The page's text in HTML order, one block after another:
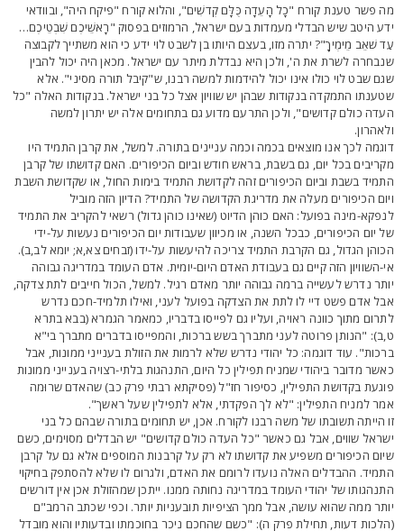
פשר טענת קורח "כָל הָעֵדָה כֻּלָּם קְדֹשִׁים", והלוא קורח "פיקח היה", ובוודאי
היטב שיש הבדלי מעמדות בעם ישראל, הרמוזים בפסוק "רָאשֵׁיכֶם שִׁבְטֵיכֶם…
שֹׁאֵב מֵימֶיךָ"? יתרה מזו, בעצם היותו בן לשבט לוי ידע כי הוא משתייך לקבוצה
לשרת את ה', ולכן היא נבדלת מיתר עם ישראל. מכאן היה יכול להבין
שבט לוי כולו אינו יכול להידמות למשה רבנו, ש"קיבל תורה מסיני". אלא
התמקדה בנקודות שבהן יש שוויון אצל כל בני ישראל. בנקודות האלה "כל
כולם קדושים", ולכן התרעם מדוע גם בתחומים אלה יש יתרון למשה
לכך אנו מוצאים בכמה וכמה עניינים בתורה. למשל, את קרבן התמיד היו
בכל יום, גם בשבת, בראש חודש וביום הכיפורים. האם קדושתו של קרבן
בשבת וביום הכיפורים זהה לקדושת התמיד בימות החול, או שקדושת השבת
הכיפורים מעלה את מדריגת הקדושה של התמיד? הדיון הזה מוביל
מינה בפועל: האם כוהן הדיוט (שאינו כוהן גדול) רשאי להקריב את התמיד
יום הכיפורים, כבכל השנה, או מכיוון שעבודות יום הכיפורים נעשות על-ידי
הגדול, גם הקרבת התמיד צריכה להיעשות על-ידו (זבחים צא,א; יומא לב,ב).
השוויון הזה קיים גם בעבודת האדם היום-יומית. אדם העומד במדריגה גבוהה
נדרש לעשייה ברמה גבוהה יותר מאדם רגיל. למשל, הכול חייבים לתת צדקה,
אדם פשט דיי לו לתת את הצדקה בפועל לעני, ואילו תלמיד-חכם נדרש
מתוך כוונה ראויה, ועליו גם לפייסו בדבריו, כמאמר הגמרא (בבא בתרא
"הנותן פרוטה לעני מתברך בשש ברכות, והמפייסו בדברים מתברך בי"א
עוד דוגמה: כל יהודי נדרש שלא לרמות את הזולת בענייני ממונות, אבל
מדובר ביהודי שמניח תפילין כל היום, התנהגות בלתי-רצויה בענייני ממונות
בקדושת התפילין, כסיפור חז"ל (פסיקתא רבתי פרק כב) שהאדם שרוּמה
למניח התפילין: "לא לך הפקדתי, אלא לתפילין שעל ראשך".
הייתה תשובתו של משה רבנו לקורח. אכן, יש תחומים בתורה שבהם כל בני
שווים, אבל גם כאשר "כל העדה כולם קדושים" יש הבדלים מסוימים, כשם
הכיפורים משפיע את קדושתו לא רק על קרבנות המוספים אלא גם על קרבן
ההבדלים האלה נועדו לרומם את האדם, ולגרום לו שלא להסתפק בחיקוי
של יהודי העומד במדריגה נחותה ממנו. ייתכן שמהזולת אכן אין דורשים
ממה שהוא עושה, אבל ממך הציפיות תובעניות יותר. וכפי שכתב הרמב"ם
דעות, תחילת פרק ה): "כשם שהחכם ניכר בחוכמתו ובדעותיו והוא מובדל